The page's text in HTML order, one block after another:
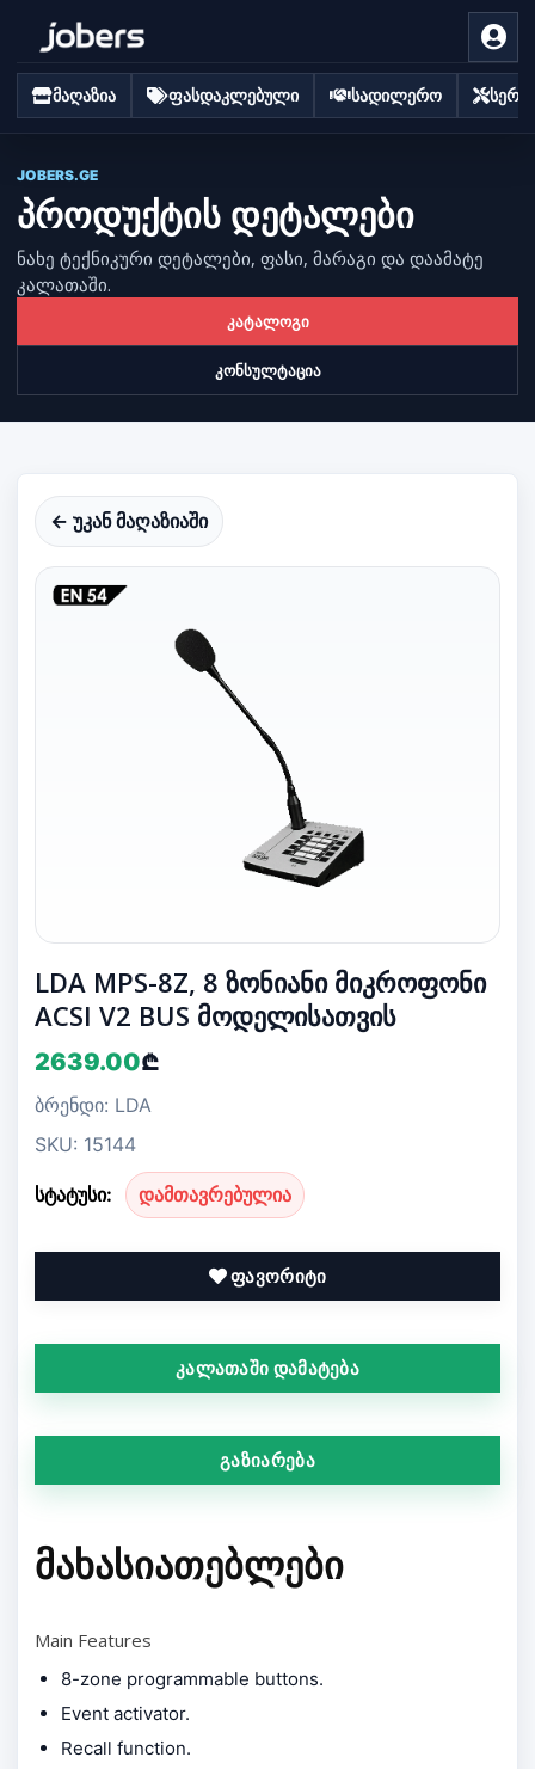
მაღაზია ფასდაკლებული სადილერო
JOBERS.GE
პროდუქტის დეტალები
ნახე ტექნიკური დეტალები, ფასი, მარაგი და დაამატე
კალათაში.
კატალოგი
კონსულტაცია
← უკან მაღაზიაში
LDA MPS-8Z, 8 ზონიანი მიკროფონი
ACSI V2 BUS მოდელისათვის
2639.00₾
ბრენდი: LDA
SKU: 15144
სტატუსი: დამთავრებულია
ფავორიტი
კალათაში დამატება
გაზიარება
ᲛᲐᲮᲐᲡᲘᲐᲗᲔᲑᲚᲔᲑᲘ
Main Features
8-zone programmable buttons.
Event activator.
Recall function.